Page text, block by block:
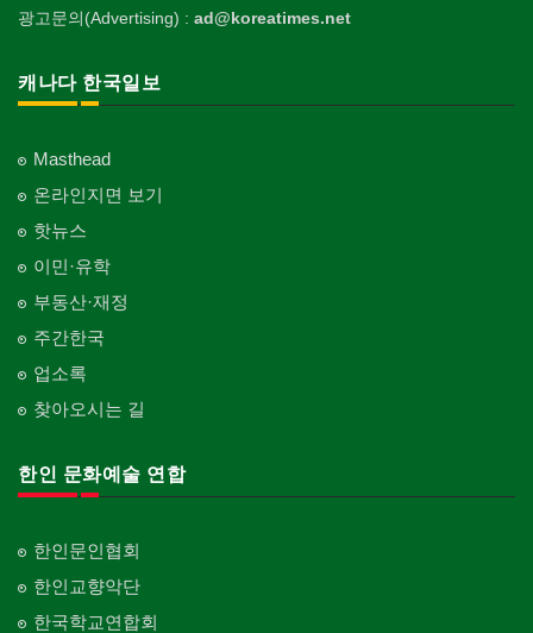
광고문의(Advertising) : ad@koreatimes.net
캐나다 한국일보
Masthead
온라인지면 보기
핫뉴스
이민·유학
부동산·재정
주간한국
업소록
찾아오시는 길
한인 문화예술 연합
한인문인협회
한인교향악단
한국학교연합회